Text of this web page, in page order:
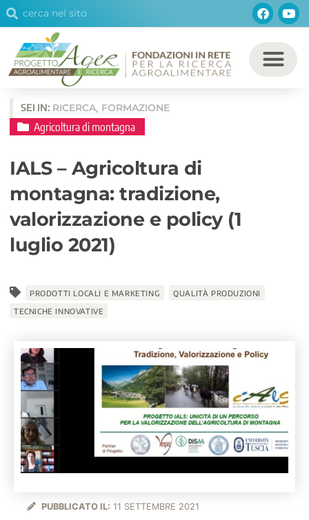
VaiCerca Cerca
SEI IN: RICERCA FORMAZIONE
Agricoltura di montagna
IALS – Agricoltura di
montagna: tradizione,
valorizzazione e policy (1
luglio 2021)
PRODOTTI LOCALI E MARKETING
QUALITÀ PRODUZIONI
TECNICHE INNOVATIVE
PUBBLICATO IL: 11 SETTEMBRE 2021